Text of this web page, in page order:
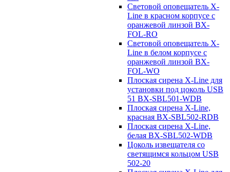
Световой оповещатель X-
Line в красном корпусе с
оранжевой линзой BX-
FOL-RO
Световой оповещатель X-
Line в белом корпусе с
оранжевой линзой BX-
FOL-WO
Плоская сирена X-Line для
установки под цоколь USB
51 BX-SBL501-WDB
Плоская сирена X-Line,
красная BX-SBL502-RDB
Плоская сирена X-Line,
белая BX-SBL502-WDB
Цоколь извещателя со
светящимся кольцом USB
502-20